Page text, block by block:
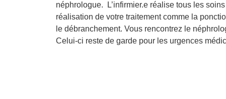
néphrologue. L’infirmier.e réalise tous les
réalisation de votre traitement comme la
le débranchement. Vous rencontrez le
Celui-ci reste de garde pour les urgences